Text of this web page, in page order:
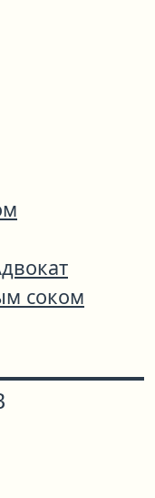
соком